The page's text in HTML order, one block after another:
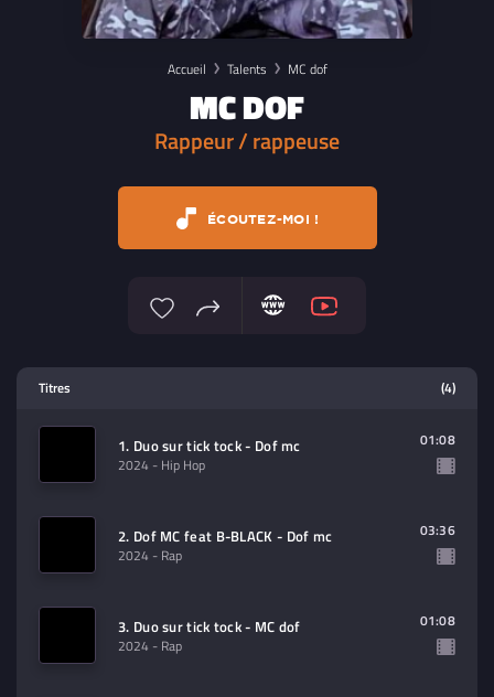
Accueil Talents MC dof
MC DOF
Rappeur / rappeuse
ÉCOUTEZ-MOI !
contenu à lire (audio/video)
Titres (4)
1. Duo sur tick tock - Dof mc
2024 - Hip Hop
01:08
2. Dof MC feat B-BLACK - Dof mc
2024 - Rap
03:36
3. Duo sur tick tock - MC dof
2024 - Rap
01:08